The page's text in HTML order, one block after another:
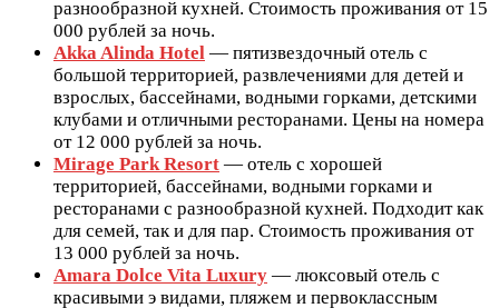
разнообразной кухней. Стоимость проживания от 15
000 рублей за ночь.
Akka Alinda Hotel — пятизвездочный отель с
большой территорией, развлечениями для детей и
взрослых, бассейнами, водными горками, детскими
клубами и отличными ресторанами. Цены на номера
от 12 000 рублей за ночь.
Mirage Park Resort — отель с хорошей
территорией, бассейнами, водными горками и
ресторанами с разнообразной кухней. Подходит как
для семей, так и для пар. Стоимость проживания от
13 000 рублей за ночь.
Amara Dolce Vita Luxury — люксовый отель с
красивыми э видами, пляжем и первоклассным